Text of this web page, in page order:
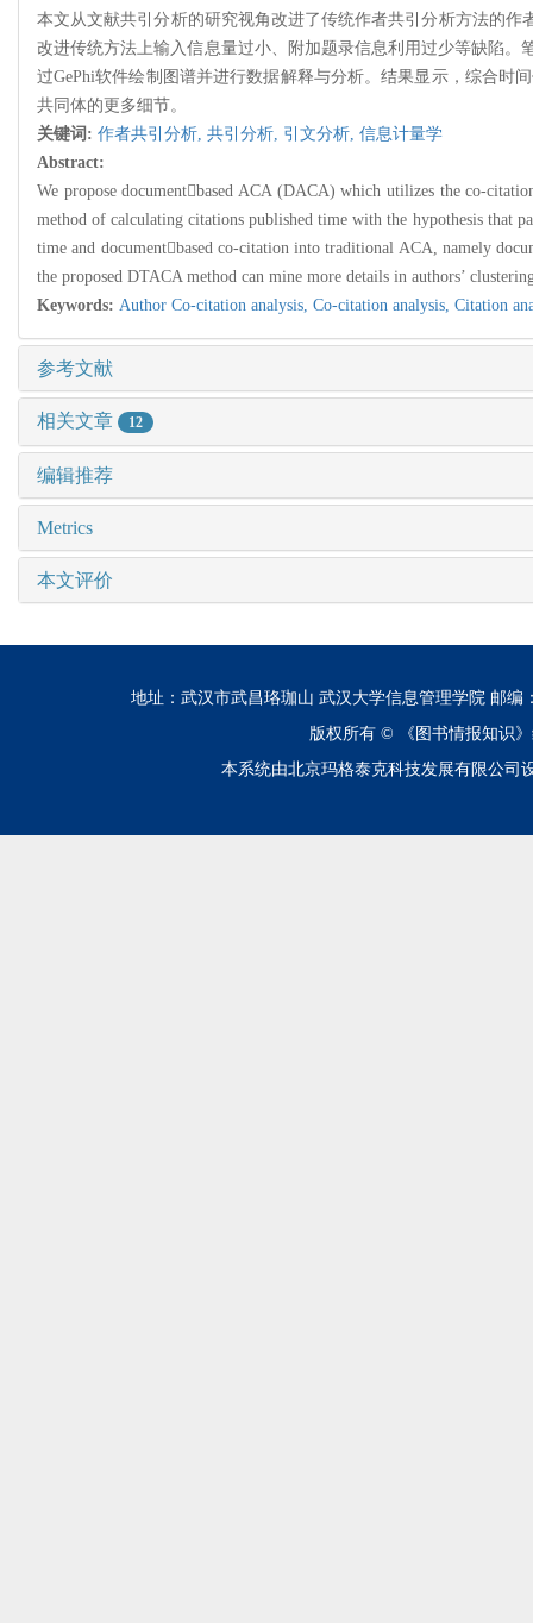
本文从文献共引分析的研究视角改进了传统作者共引分析方法的
改进传统方法上输入信息量过小、附加题录信息利用过少等缺陷
过GePhi软件绘制图谱并进行数据解释与分析。结果显示，综合时
共同体的更多细节。
关键词: 作者共引分析, 共引分析, 引文分析, 信息计量学
Abstract:
We propose documentbased ACA (DACA) which utilizes the co-
method of calculating citations published time with the hypothesis that
time and documentbased co-citation into traditional ACA, namely
the proposed DTACA method can mine more details in authors’
Keywords: Author Co-citation analysis, Co-citation analysis, Citation
参考文献
相关文章 12
编辑推荐
Metrics
本文评价
地址：武汉市武昌珞珈山 武汉大学信息管理学院 邮编
版权所有 ©
《图书情报知识
本系统由北京玛格泰克科技发展有限公司